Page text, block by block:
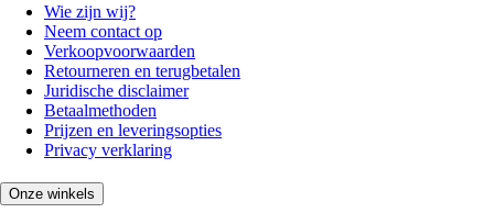
Wie zijn wij?
Neem contact op
Verkoopvoorwaarden
Retourneren en terugbetalen
Juridische disclaimer
Betaalmethoden
Prijzen en leveringsopties
Privacy verklaring
Onze winkels